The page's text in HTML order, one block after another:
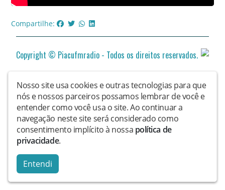
Compartilhe:
Copyright © Piacufmradio - Todos os direitos reservados.
Nosso site usa cookies e outras tecnologias para que
nós e nossos parceiros possamos lembrar de você e
entender como você usa o site. Ao continuar a
navegação neste site será considerado como
consentimento implícito à nossa política de
privacidade.
Entendi